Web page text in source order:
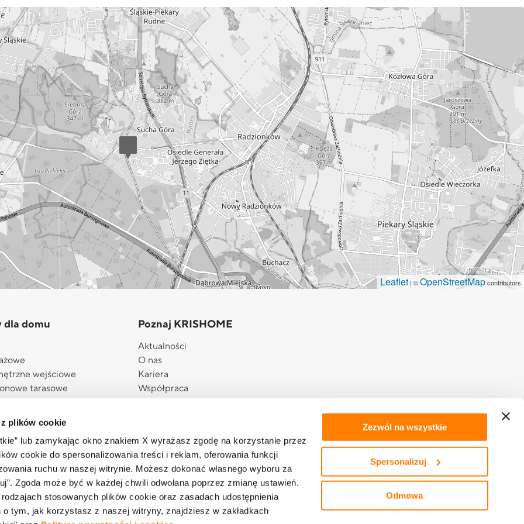
plików cookie
lub zamykając okno znakiem X wyrażasz zgodę na korzystanie przez
cookie do spersonalizowania treści i reklam, oferowania funkcji
ruchu w naszej witrynie. Możesz dokonać własnego wyboru za
Zgoda może być w każdej chwili odwołana poprzez zmianę ustawień.
stosowanych plików cookie oraz zasadach udostępnienia
tym, jak korzystasz z naszej witryny, znajdziesz w zakładkach
Zezwól na wszystkie
Spersonalizuj
Odmowa
Leaflet| ©OpenStreetMapcontributors
domu
wejściowe
tarasowe
dla domu
Poznaj KRISHOME
Aktualności
O nas
Kariera
Współpraca
Informacja o realizowanej strategii
podatkowej